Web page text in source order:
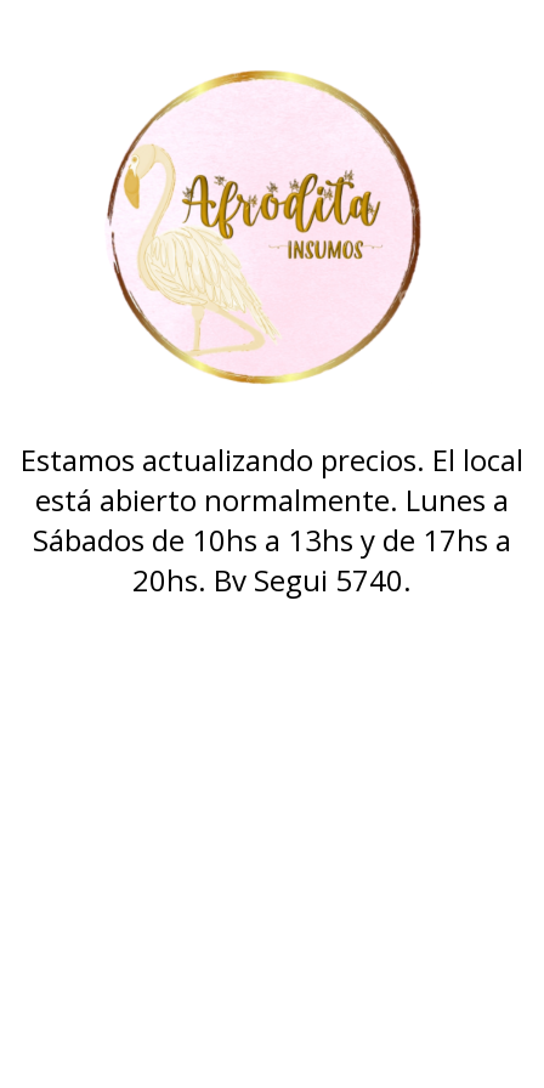
Estamos actualizando precios. El local
está abierto normalmente. Lunes a
Sábados de 10hs a 13hs y de 17hs a
20hs. Bv Segui 5740.